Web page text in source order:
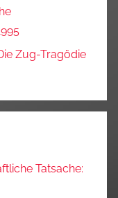
Zug-Tragödie
Tatsache: